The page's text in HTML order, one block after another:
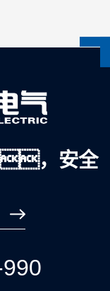
，安全